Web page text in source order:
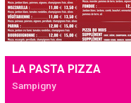
LA PASTA PIZZA
Sampigny
Ajouter à mon séjour